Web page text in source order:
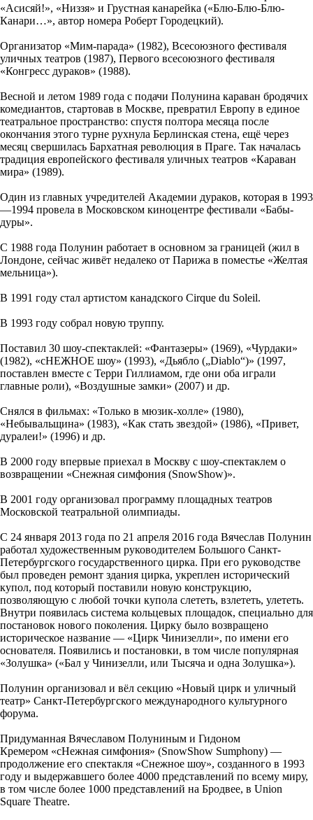
«Асисяй!», «Низзя» и Грустная канарейка («Блю-Блю-Блю-
Канари…», автор номера Роберт Городецкий).
Организатор «Мим-парада» (1982), Всесоюзного фестиваля
уличных театров (1987), Первого всесоюзного фестиваля
«Конгресс дураков» (1988).
Весной и летом 1989 года с подачи Полунина караван бродячих
комедиантов, стартовав в Москве, превратил Европу в единое
театральное пространство: спустя полтора месяца после
окончания этого турне рухнула Берлинская стена, ещё через
месяц свершилась Бархатная революция в Праге. Так началась
традиция европейского фестиваля уличных театров «Караван
мира» (1989).
Один из главных учредителей Академии дураков, которая в 1993
—1994 провела в Московском киноцентре фестивали «Бабы-
дуры».
С 1988 года Полунин работает в основном за границей (жил в
Лондоне, сейчас живёт недалеко от Парижа в поместье «Желтая
мельница»).
В 1991 году стал артистом канадского Cirque du Soleil.
В 1993 году собрал новую труппу.
Поставил 30 шоу-спектаклей: «Фантазеры» (1969), «Чурдаки»
(1982), «сНЕЖНОЕ шоу» (1993), «Дьябло („Diablo“)» (1997,
поставлен вместе с Терри Гиллиамом, где они оба играли
главные роли), «Воздушные замки» (2007) и др.
Снялся в фильмах: «Только в мюзик-холле» (1980),
«Небывальщина» (1983), «Как стать звездой» (1986), «Привет,
дуралеи!» (1996) и др.
В 2000 году впервые приехал в Москву с шоу-спектаклем о
возвращении «Cнежная симфония (SnowShow)».
В 2001 году организовал программу площадных театров
Московской театральной олимпиады.
С 24 января 2013 года по 21 апреля 2016 года Вячеслав Полунин
работал художественным руководителем Большого Санкт-
Петербургского государственного цирка. При его руководстве
был проведен ремонт здания цирка, укреплен исторический
купол, под который поставили новую конструкцию,
позволяющую с любой точки купола слететь, взлететь, улететь.
Внутри появилась система кольцевых площадок, специально для
постановок нового поколения. Цирку было возвращено
историческое название — «Цирк Чинизелли», по имени его
основателя. Появились и постановки, в том числе популярная
«Золушка» («Бал у Чинизелли, или Тысяча и одна Золушка»).
Полунин организовал и вёл секцию «Новый цирк и уличный
театр» Санкт-Петербургского международного культурного
форума.
Придуманная Вячеславом Полуниным и Гидоном
Кремером «сНежная симфония» (SnowShow Sumphony) —
продолжение его спектакля «Снежное шоу», созданного в 1993
году и выдержавшего более 4000 представлений по всему миру,
в том числе более 1000 представлений на Бродвее, в Union
Square Theatre.